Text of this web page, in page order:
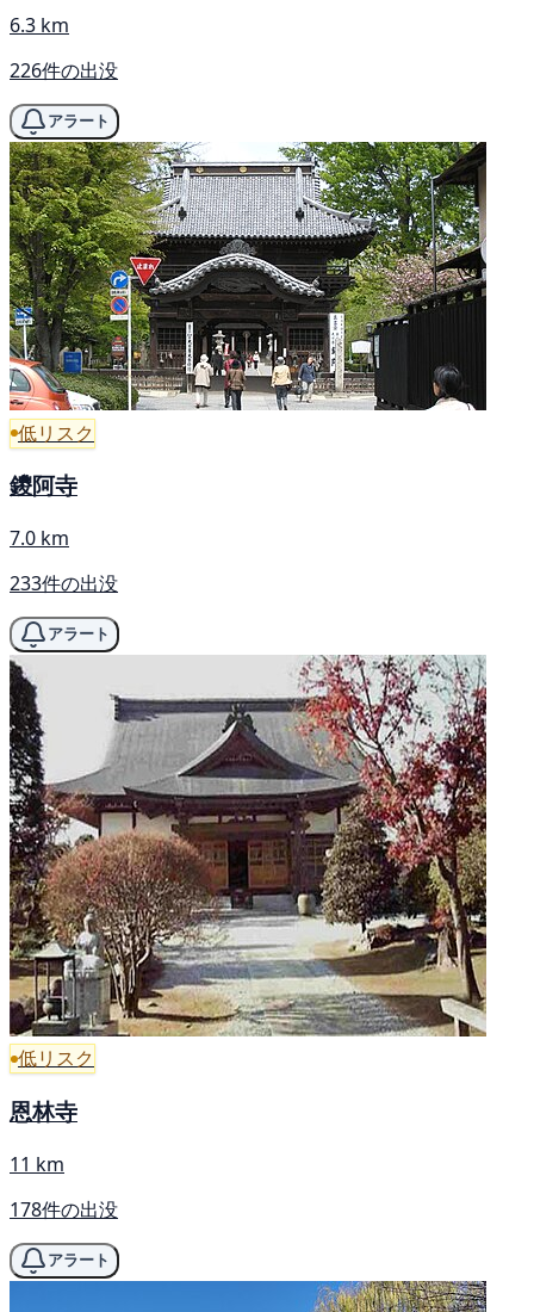
6.3 km
226件の出没
アラート
低リスク
鑁阿寺
7.0 km
233件の出没
アラート
低リスク
恩林寺
11 km
178件の出没
アラート